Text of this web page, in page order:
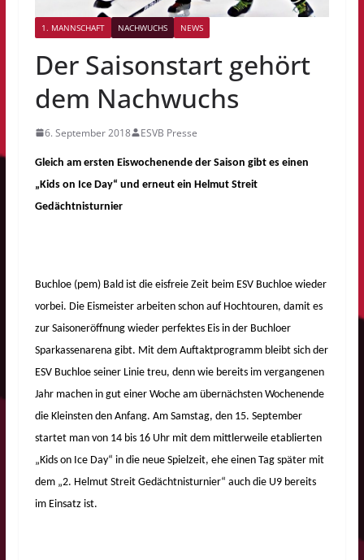
1. MANNSCHAFT NACHWUCHS NEWS
Der Saisonstart gehört
dem Nachwuchs
6. September 2018 ESVB Presse
Gleich am ersten Eiswochenende der Saison gibt es einen
„Kids on Ice Day“ und erneut ein Helmut Streit
Gedächtnisturnier
Buchloe (pem) Bald ist die eisfreie Zeit beim ESV Buchloe wieder
vorbei. Die Eismeister arbeiten schon auf Hochtouren, damit es
zur Saisoneröffnung wieder perfektes Eis in der Buchloer
Sparkassenarena gibt. Mit dem Auftaktprogramm bleibt sich der
ESV Buchloe seiner Linie treu, denn wie bereits im vergangenen
Jahr machen in gut einer Woche am übernächsten Wochenende
die Kleinsten den Anfang. Am Samstag, den 15. September
startet man von 14 bis 16 Uhr mit dem mittlerweile etablierten
„Kids on Ice Day“ in die neue Spielzeit, ehe einen Tag später mit
dem „2. Helmut Streit Gedächtnisturnier“ auch die U9 bereits
im Einsatz ist.